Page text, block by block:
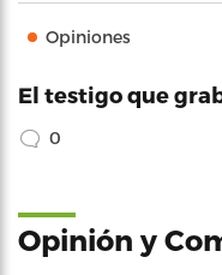
Opiniones
El testigo que
0
Opinión y